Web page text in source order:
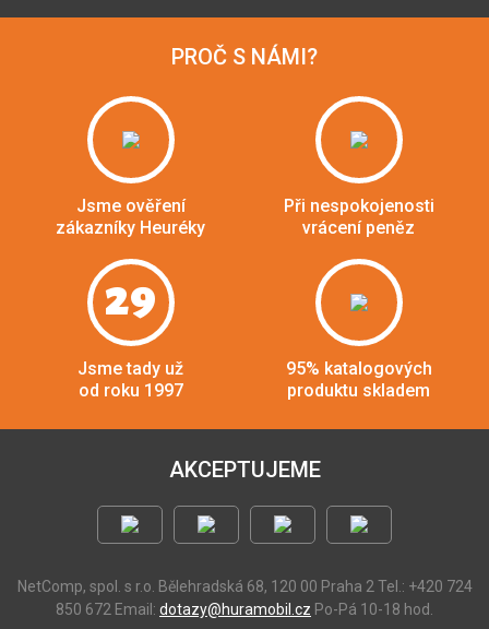
PROČ S NÁMI?
Jsme ověření
zákazníky Heuréky
Při nespokojenosti
vrácení peněz
29
Jsme tady už
od roku 1997
95% katalogových
produktu skladem
AKCEPTUJEME
NetComp, spol. s r.o. Bělehradská 68, 120 00 Praha 2 Tel.: +420 724
850 672 Email: dotazy@huramobil.cz Po-Pá 10-18 hod.